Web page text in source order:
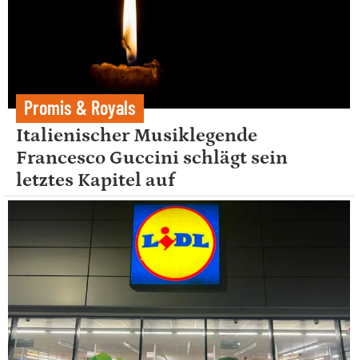
Promis & Royals
Italienischer Musiklegende
Francesco Guccini schlägt sein
letztes Kapitel auf